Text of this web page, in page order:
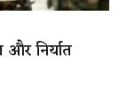
और निर्यात